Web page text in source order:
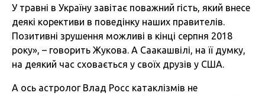
У травні в Україну завітає поважний гість, який внесе
деякі корективи в поведінку наших правителів.
Позитивні зрушення можливі в кінці серпня 2018
року», – говорить Жукова. А Саакашвілі, на її думку,
на деякий час сховається у своїх друзів у США.
А ось астролог Влад Росс катаклізмів не